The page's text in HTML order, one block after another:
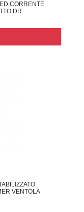
CORRENTE
DR
VENTOLA